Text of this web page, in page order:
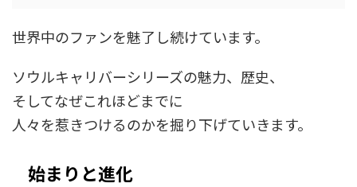
世界中のファンを魅了し続けています。
ソウルキャリバーシリーズの魅力、歴史、
そしてなぜこれほどまでに
人々を惹きつけるのかを掘り下げていきます。
始まりと進化